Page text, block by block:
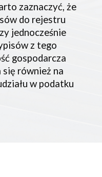
zaznaczyć, że
do rejestru
jednocześnie
z tego
gospodarcza
się również na
w podatku